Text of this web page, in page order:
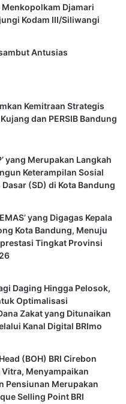
Djamari
Kodam III/Siliwangi
Antusias
Kemitraan Strategis
dan PERSIB Bandung
yang Merupakan Langkah
Keterampilan Sosial
(SD) di Kota Bandung
yang Digagas Kepala
Kota Bandung, Menuju
Tingkat Provinsi
Daging Hingga Pelosok,
Optimalisasi
Zakat yang Ditunaikan
Kanal Digital BRImo
(BOH) BRI Cirebon
Menyampaikan
Pensiunan Merupakan
Selling Point BRI